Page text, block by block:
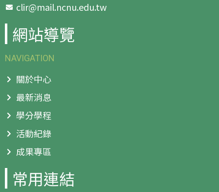
clir@mail.ncnu.edu.tw
網站導覽
NAVIGATION
關於中心
最新消息
學分學程
活動紀錄
成果專區
常用連結